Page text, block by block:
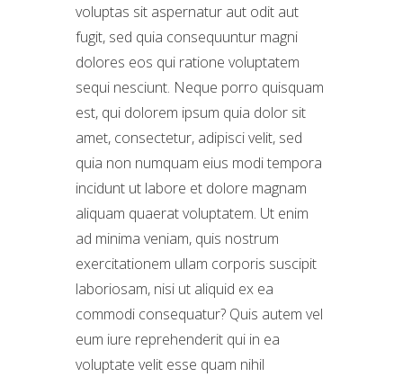
voluptas sit aspernatur aut odit aut
fugit, sed quia consequuntur magni
dolores eos qui ratione voluptatem
sequi nesciunt. Neque porro quisquam
est, qui dolorem ipsum quia dolor sit
amet, consectetur, adipisci velit, sed
quia non numquam eius modi tempora
incidunt ut labore et dolore magnam
aliquam quaerat voluptatem. Ut enim
ad minima veniam, quis nostrum
exercitationem ullam corporis suscipit
laboriosam, nisi ut aliquid ex ea
commodi consequatur? Quis autem vel
eum iure reprehenderit qui in ea
voluptate velit esse quam nihil